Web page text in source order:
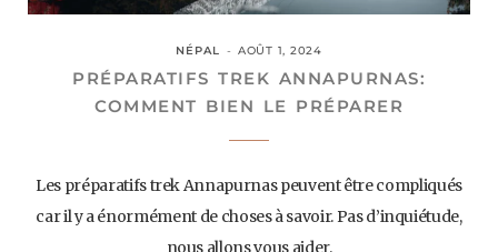
NÉPAL AOÛT 1, 2024
PRÉPARATIFS TREK ANNAPURNAS:
COMMENT BIEN LE PRÉPARER
Les préparatifs trek Annapurnas peuvent être compliqués
car il y a énormément de choses à savoir. Pas d’inquiétude,